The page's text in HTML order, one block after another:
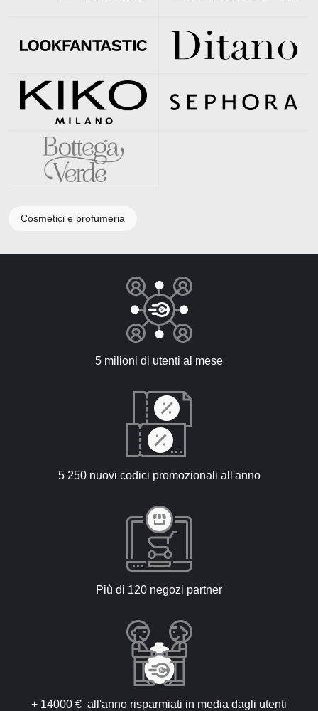
Cosmetici e profumeria
5 milioni di utenti al mese
5 250 nuovi codici promozionali all'anno
Più di 120 negozi partner
+ 14000 € all'anno risparmiati in media dagli utenti